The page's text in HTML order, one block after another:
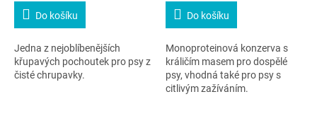
Do košíku
Jedna z nejoblíbenějších
křupavých pochoutek pro psy z
čisté chrupavky.
Do košíku
Monoproteinová konzerva s
králičím masem pro dospělé
psy, vhodná také pro psy s
citlivým zažíváním.